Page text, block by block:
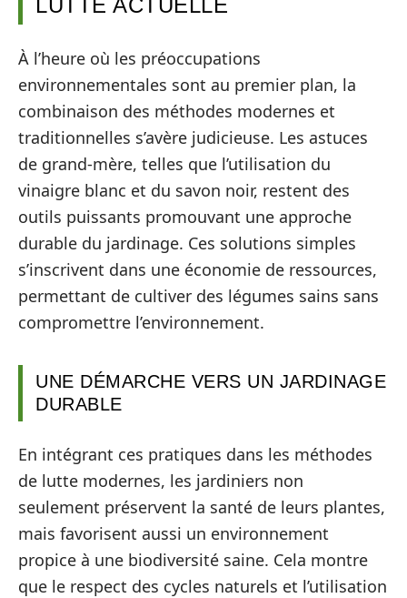
LUTTE ACTUELLE
À l’heure où les préoccupations
environnementales sont au premier plan, la
combinaison des méthodes modernes et
traditionnelles s’avère judicieuse. Les astuces
de grand-mère, telles que l’utilisation du
vinaigre blanc et du savon noir, restent des
outils puissants promouvant une approche
durable du jardinage. Ces solutions simples
s’inscrivent dans une économie de ressources,
permettant de cultiver des légumes sains sans
compromettre l’environnement.
UNE DÉMARCHE VERS UN JARDINAGE
DURABLE
En intégrant ces pratiques dans les méthodes
de lutte modernes, les jardiniers non
seulement préservent la santé de leurs plantes,
mais favorisent aussi un environnement
propice à une biodiversité saine. Cela montre
que le respect des cycles naturels et l’utilisation